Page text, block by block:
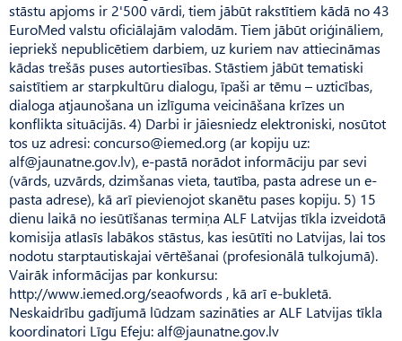
stāstu apjoms ir 2'500 vārdi, tiem jābūt rakstītiem kādā no 43
EuroMed valstu oficiālajām valodām. Tiem jābūt oriģināliem,
iepriekš nepublicētiem darbiem, uz kuriem nav attiecināmas
kādas trešās puses autortiesības. Stāstiem jābūt tematiski
saistītiem ar starpkultūru dialogu, īpaši ar tēmu – uzticības,
dialoga atjaunošana un izlīguma veicināšana krīzes un
konflikta situācijās. 4) Darbi ir jāiesniedz elektroniski, nosūtot
tos uz adresi:concurso@iemed.org (ar kopiju uz:
alf@jaunatne.gov.lv), e-pastā norādot informāciju par sevi
(vārds, uzvārds, dzimšanas vieta, tautība, pasta adrese un e-
pasta adrese), kā arī pievienojot skanētu pases kopiju. 5) 15
dienu laikā no iesūtīšanas termiņa ALF Latvijas tīkla izveidotā
komisija atlasīs labākos stāstus, kas iesūtīti no Latvijas, lai tos
nodotu starptautiskajai vērtēšanai (profesionālā tulkojumā).
Vairāk informācijas par konkursu:
http://www.iemed.org/seaofwords , kā arī e-bukletā.
Neskaidrību gadījumā lūdzam sazināties ar ALF Latvijas tīkla
koordinatori Līgu Efeju:alf@jaunatne.gov.lv